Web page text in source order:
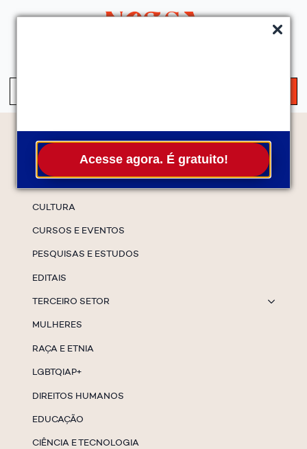
Acesse agora. É gratuito!
Temas
CULTURA
CURSOS E EVENTOS
PESQUISAS E ESTUDOS
EDITAIS
TERCEIRO SETOR
MULHERES
RAÇA E ETNIA
LGBTQIAP+
DIREITOS HUMANOS
EDUCAÇÃO
CIÊNCIA E TECNOLOGIA